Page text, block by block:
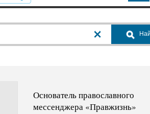
Основатель православного
мессенджера «Правжизнь»